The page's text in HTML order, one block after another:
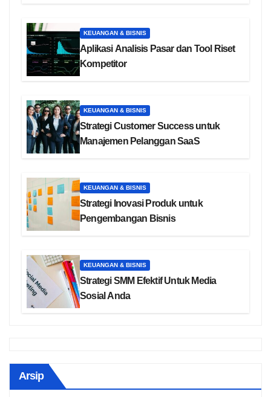
KEUANGAN & BISNIS
Aplikasi Analisis Pasar dan Tool Riset
Kompetitor
KEUANGAN & BISNIS
Strategi Customer Success untuk
Manajemen Pelanggan SaaS
KEUANGAN & BISNIS
Strategi Inovasi Produk untuk
Pengembangan Bisnis
KEUANGAN & BISNIS
Strategi SMM Efektif Untuk Media
Sosial Anda
Arsip